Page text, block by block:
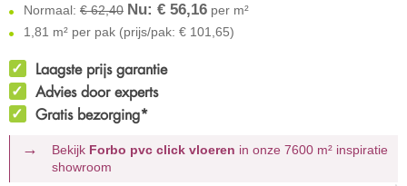
Normaal: € 62,40 Nu: € 56,16 per m²
1,81 m² per pak (prijs/pak: € 101,65)
Laagste prijs garantie
Advies door experts
Gratis bezorging*
Bekijk Forbo pvc click vloeren in onze 7600 m² inspiratie
showroom